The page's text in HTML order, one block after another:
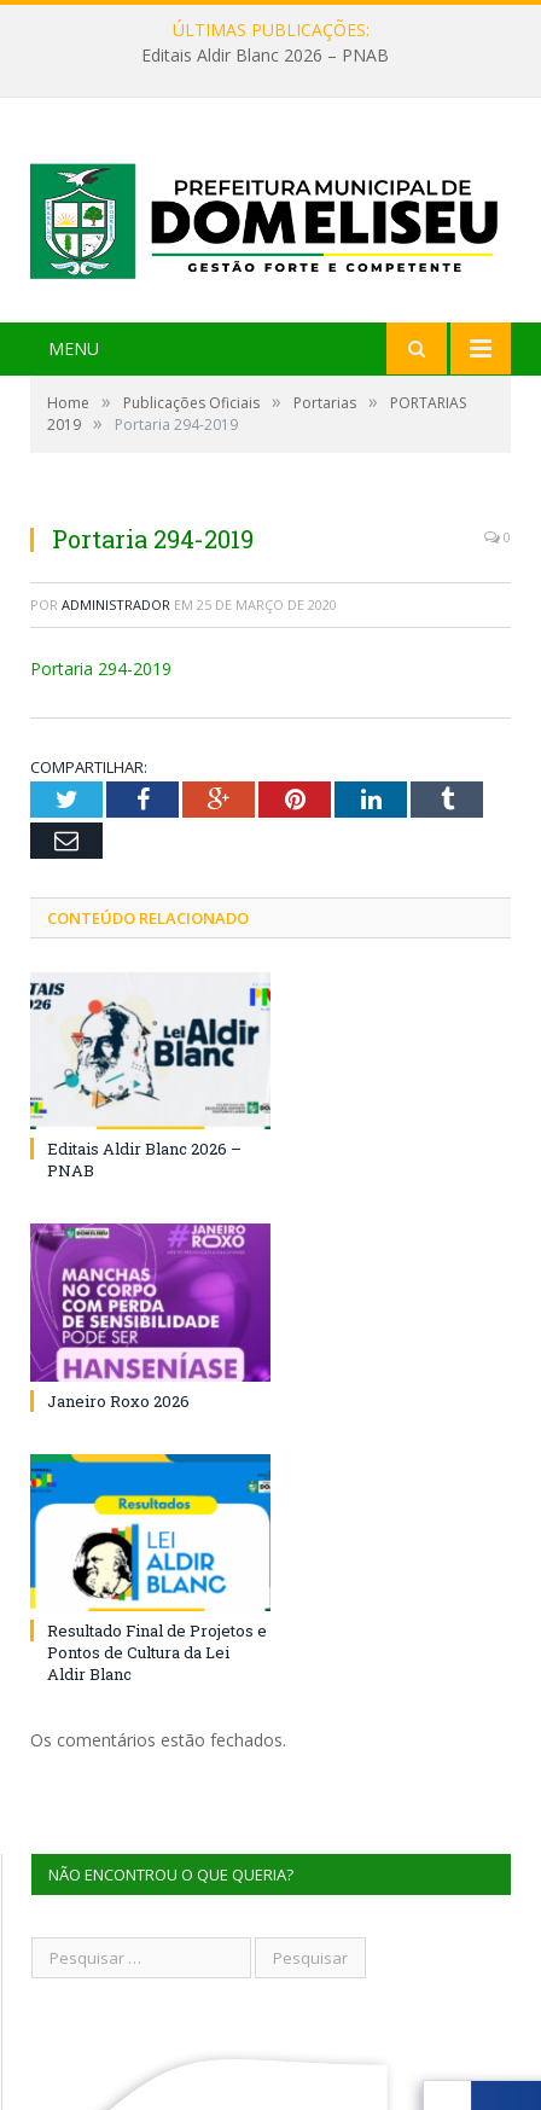
ÚLTIMAS PUBLICAÇÕES:
Editais Aldir Blanc 2026 – PNAB
MENU
Home » Publicações Oficiais » Portarias »
PORTARIAS
2019 » Portaria 294-2019
Portaria 294-2019 0
POR ADMINISTRADOR EM 25 DE MARÇO DE 2020
Portaria 294-2019
COMPARTILHAR:
TwitterFacebookGoogle+PinterestLinkedInTumblr
Email
CONTEÚDO RELACIONADO
Editais Aldir Blanc 2026 –
PNAB
Janeiro Roxo 2026
Resultado Final de Projetos e
Pontos de Cultura da Lei
Aldir Blanc
Os comentários estão fechados.
NÃO ENCONTROU O QUE QUERIA?